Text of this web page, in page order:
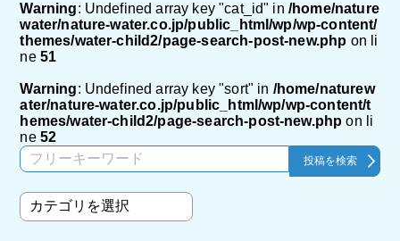
Warning: Undefined array key "cat_id" in /home/nature
water/nature-water.co.jp/public_html/wp/wp-content/
themes/water-child2/page-search-post-new.php on li
ne 51
Warning: Undefined array key "sort" in /home/naturew
ater/nature-water.co.jp/public_html/wp/wp-content/t
hemes/water-child2/page-search-post-new.php on li
ne 52